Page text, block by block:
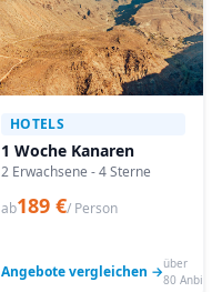
HOTELS
1 Woche Kanaren
2 Erwachsene - 4 Sterne
ab189 €/ Person
Angebote vergleichen →über
80